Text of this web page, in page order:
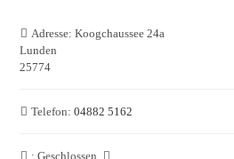
Adresse: Koogchaussee 24a
Lunden
25774
Telefon: 04882 5162
: Geschlossen